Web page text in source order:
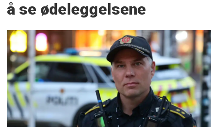
å se ødeleggelsene